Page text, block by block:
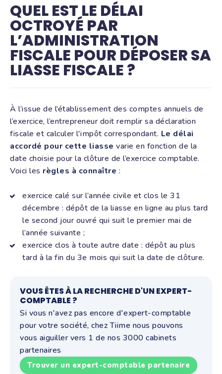
QUEL EST LE DÉLAI
OCTROYÉ PAR
L’ADMINISTRATION
FISCALE POUR DÉPOSER SA
LIASSE FISCALE ?
À l’issue de l’établissement des comptes annuels de
l’exercice, l’entrepreneur doit remplir sa déclaration
fiscale et calculer l'impôt correspondant. Le délai
accordé pour cette liasse varie en fonction de la
date choisie pour la clôture de l’exercice comptable.
Voici les règles à connaître :
exercice calé sur l’année civile et clos le 31
décembre : dépôt de la liasse en ligne au plus tard
le second jour ouvré qui suit le premier mai de
l’année suivante ;
exercice clos à toute autre date : dépôt au plus
tard à la fin du 3e mois qui suit la date de clôture.
VOUS ÊTES À LA RECHERCHE D'UN EXPERT-
COMPTABLE ?
Si vous n'avez pas encore d'expert-comptable
pour votre société, chez Tiime nous pouvons
vous aiguiller vers 1 de nos 3000 cabinets
partenaires
Trouver un expert-comptable partenaire